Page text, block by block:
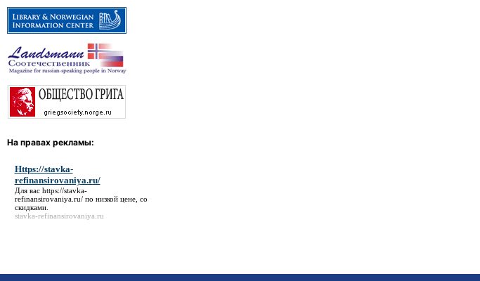
На правах рекламы:
Https://stavka-
refinansirovaniya.ru/
Для вас https://stavka-
refinansirovaniya.ru/по низкой цене, со
скидками.
stavka-refinansirovaniya.ru